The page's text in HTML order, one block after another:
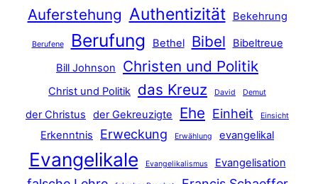
Auferstehung Authentizität Bekehrung
Berufene Berufung Bethel Bibel
Bibeltreue
Bill Johnson
Christen und Politik
Christ und Politik das Kreuz David Demut
der Christus der Gekreuzigte Ehe Einheit Einsicht
Erkenntnis Erweckung Erwählung evangelikal
Evangelikale Evangelikalismus Evangelisation